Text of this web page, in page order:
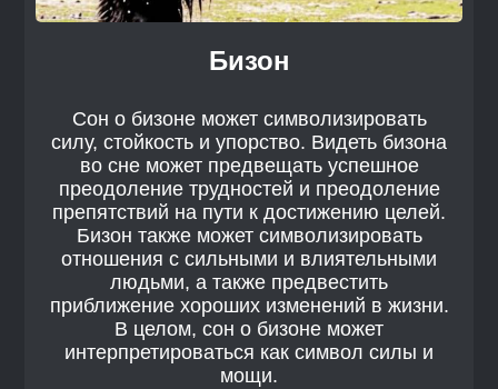
Бизон
Сон о бизоне может символизировать
силу, стойкость и упорство. Видеть бизона
во сне может предвещать успешное
преодоление трудностей и преодоление
препятствий на пути к достижению целей.
Бизон также может символизировать
отношения с сильными и влиятельными
людьми, а также предвестить
приближение хороших изменений в жизни.
В целом, сон о бизоне может
интерпретироваться как символ силы и
мощи.